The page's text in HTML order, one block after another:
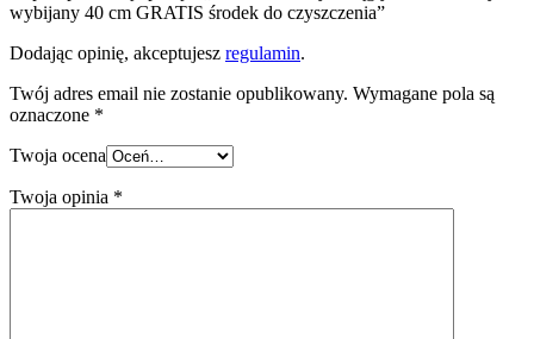
wybijany 40 cm GRATIS środek do czyszczenia”
Dodając opinię, akceptujesz regulamin.
Twój adres email nie zostanie opublikowany. Wymagane pola są
oznaczone *
Twoja ocena
Twoja opinia *